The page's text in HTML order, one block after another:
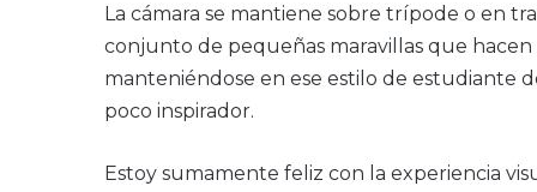
La cámara se mantiene sobre trípode o en
conjunto de pequeñas maravillas que
manteniéndose en ese estilo de estudiante
poco inspirador.
Estoy sumamente feliz con la experiencia